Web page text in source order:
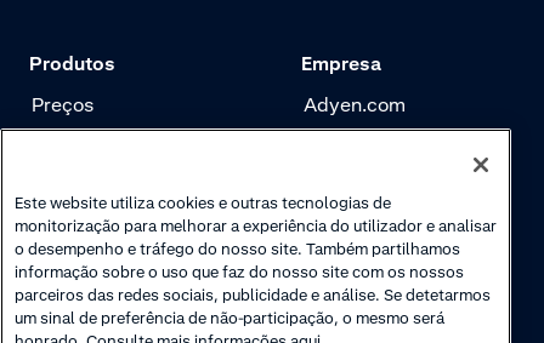
Produtos
Preços
Gerenciamento de
risco
Autenticação
Empresa
Adyen.com
Newsletter
Carreira
Este website utiliza cookies e outras tecnologias de
monitorização para melhorar a experiência do utilizador e analisar
o desempenho e tráfego do nosso site. Também partilhamos
informação sobre o uso que faz do nosso site com os nossos
parceiros das redes sociais, publicidade e análise. Se detetarmos
um sinal de preferência de não-participação, o mesmo será